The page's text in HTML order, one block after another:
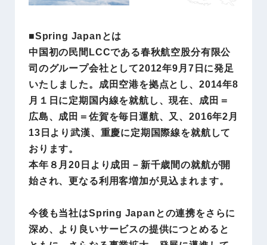
■Spring Japanとは
中国初の民間LCCである春秋航空股分有限公
司のグループ会社として2012年9月7日に発足
いたしました。成田空港を拠点とし、2014年8
月１日に定期国内線を就航し、現在、成田＝
広島、成田＝佐賀を毎日運航、又、2016年2月
13日より武漢、重慶に定期国際線を就航して
おります。
本年８月20日より成田－新千歳間の就航が開
始され、更なる利用客増加が見込まれます。
今後も当社はSpring Japanとの連携をさらに
深め、より良いサービスの提供につとめると